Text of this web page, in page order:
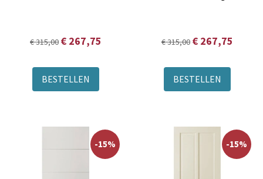
€ 315,00 € 267,75
BESTELLEN
€ 315,00 € 267,75
BESTELLEN
-15% -15%